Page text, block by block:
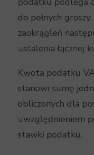
do pełnych
zaokrągleń
ustalenia łącznej
Kwota podatku
stanowi sumę
obliczonych dla
uwzględnieniem
stawki podatku.